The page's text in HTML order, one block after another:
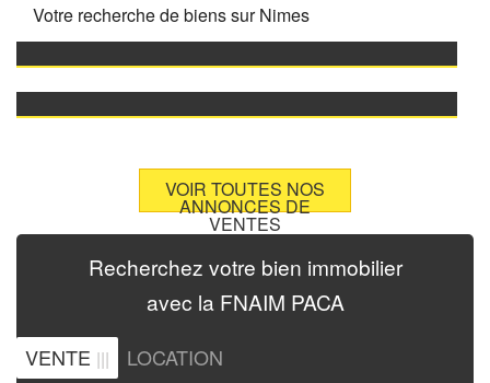
Votre recherche de biens surNimes
VOIR TOUTES NOS
ANNONCES DE
VENTES
Recherchez votre bien immobilier
avec la FNAIM PACA
VENTE ||| LOCATION